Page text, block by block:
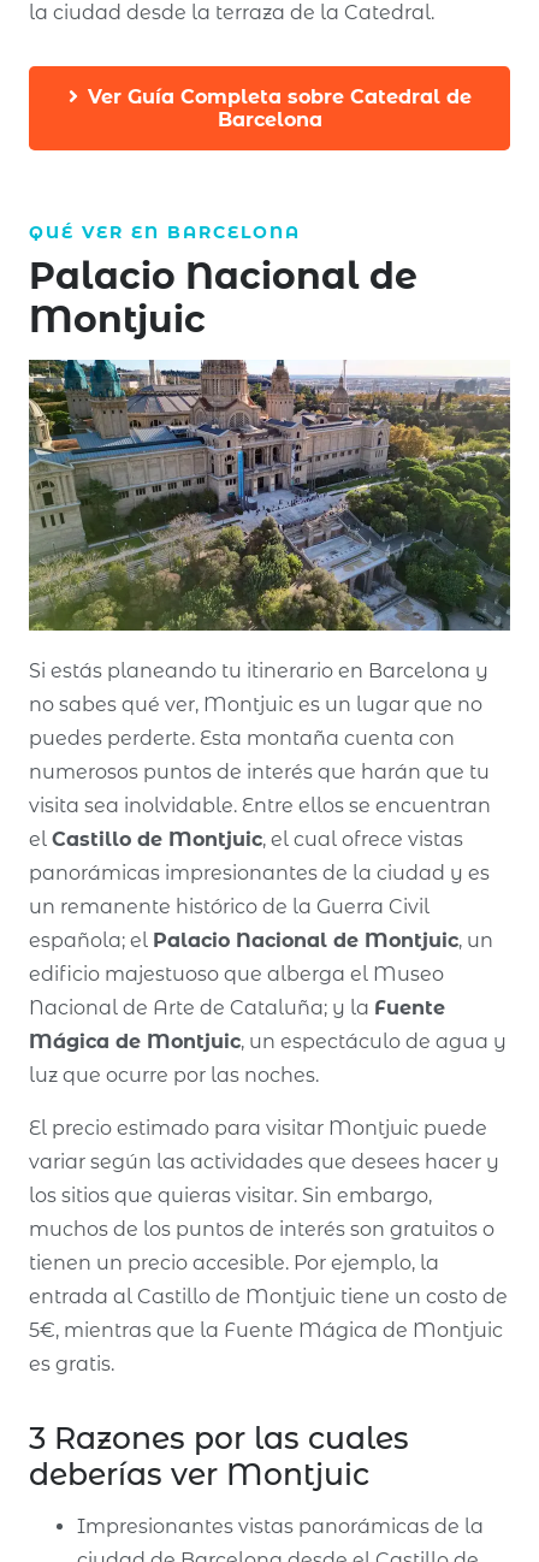
la ciudad desde la terraza de la Catedral.
Ver Guía Completa sobre Catedral de
Barcelona
QUÉ VER EN BARCELONA
Palacio Nacional de
Montjuic
Si estás planeando tu itinerario en Barcelona y
no sabes qué ver, Montjuic es un lugar que no
puedes perderte. Esta montaña cuenta con
numerosos puntos de interés que harán que tu
visita sea inolvidable. Entre ellos se encuentran
el Castillo de Montjuic, el cual ofrece vistas
panorámicas impresionantes de la ciudad y es
un remanente histórico de la Guerra Civil
española; el Palacio Nacional de Montjuic, un
edificio majestuoso que alberga el Museo
Nacional de Arte de Cataluña; y la Fuente
Mágica de Montjuic, un espectáculo de agua y
luz que ocurre por las noches.
El precio estimado para visitar Montjuic puede
variar según las actividades que desees hacer y
los sitios que quieras visitar. Sin embargo,
muchos de los puntos de interés son gratuitos o
tienen un precio accesible. Por ejemplo, la
entrada al Castillo de Montjuic tiene un costo de
5€, mientras que la Fuente Mágica de Montjuic
es gratis.
3 Razones por las cuales
deberías ver Montjuic
Impresionantes vistas panorámicas de la